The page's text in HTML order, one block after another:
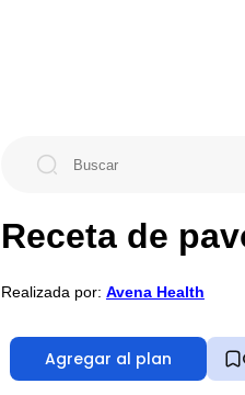
Receta de
Realizada por: Avena Health
Agregar al plan